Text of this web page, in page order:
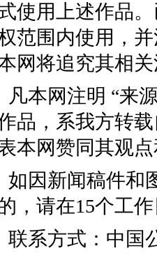
使用上述作品
范围内使用，
网将追究其相
凡本网注明 “来
品，系我方转
本网赞同其观
如因新闻稿件和
，请在15个工
联系方式：中国